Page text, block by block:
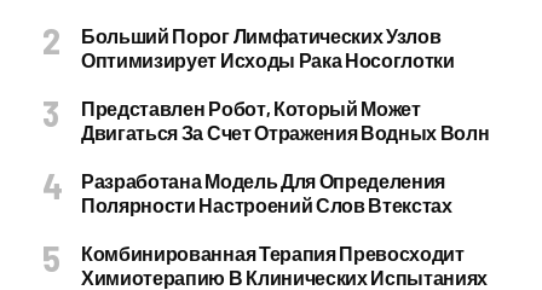
Больший Порог Лимфатических Узлов
Оптимизирует Исходы Рака Носоглотки
Представлен Робот, Который Может
Двигаться За Счет Отражения Водных Волн
Разработана Модель Для Определения
Полярности Настроений Слов Втекстах
Комбинированная Терапия Превосходит
Химиотерапию В Клинических Испытаниях